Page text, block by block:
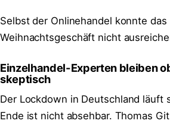
Selbst der Onlinehandel konnte
Weihnachtsgeschäft nicht
Einzelhandel-Experten bleiben
skeptisch
Der Lockdown in Deutschland läuft
Ende ist nicht absehbar. Thomas